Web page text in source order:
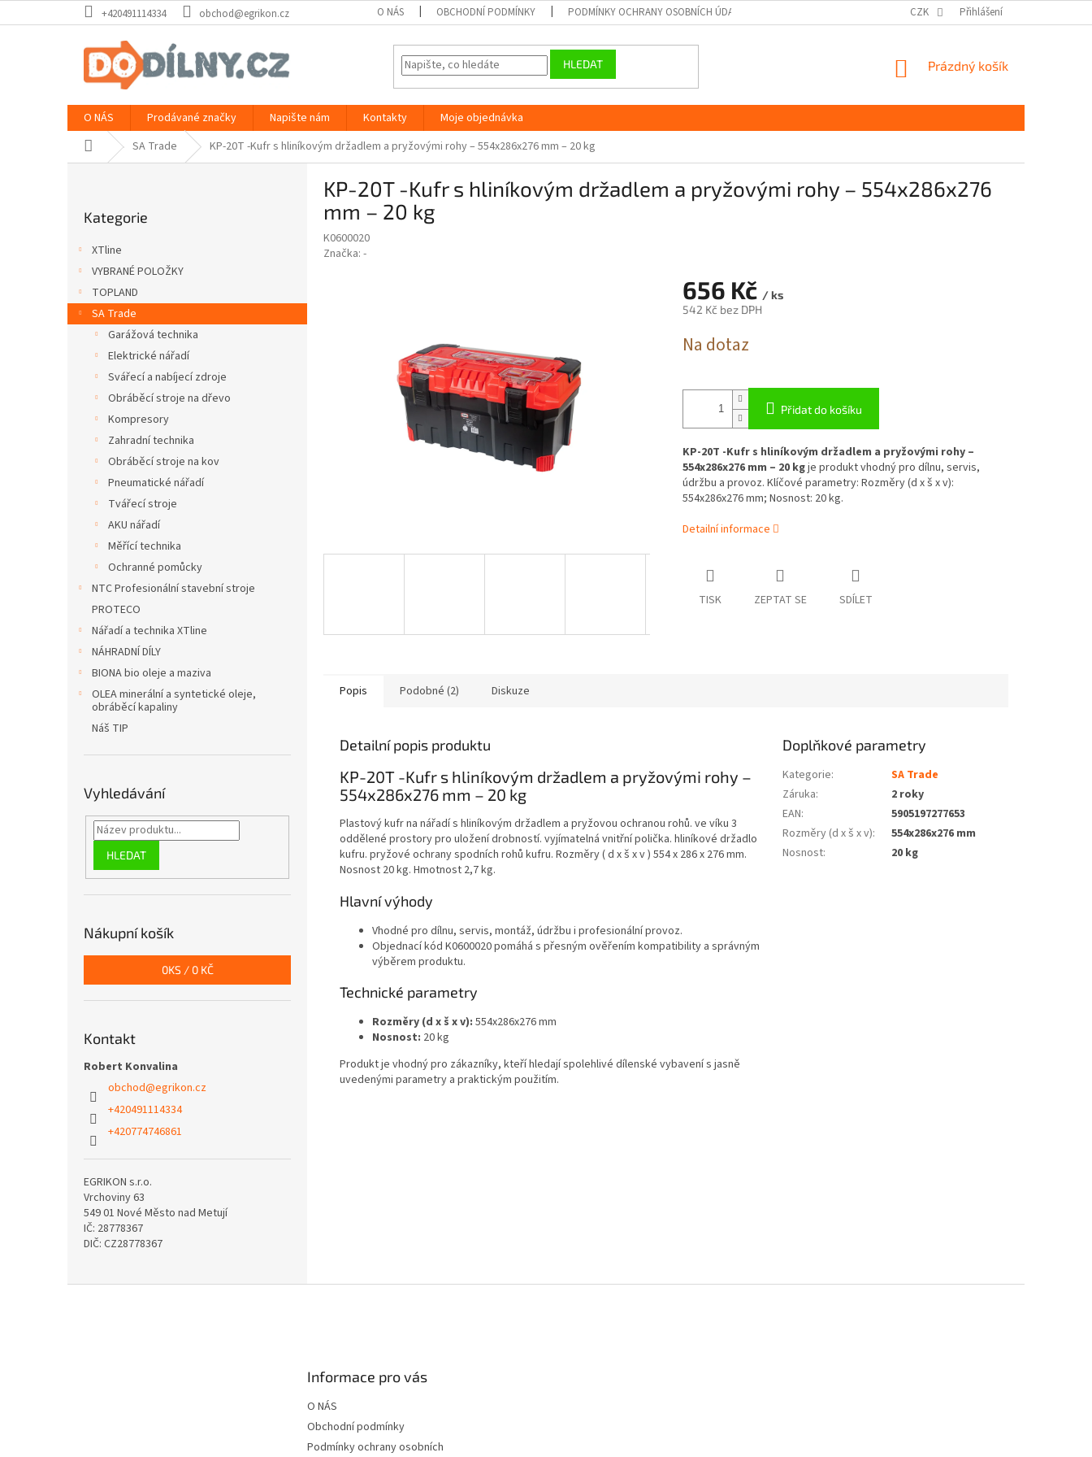
na
+420491114334 obchod@egrikon.cz O NÁS OBCHODNÍ PODMÍNKY PODMÍNKY OCHRANY OSOBNÍCH ÚDAJŮ GDPR CZK Přihlášení
HLEDAT
NÁKUPNÍ
Prázdný košík
O NÁS Prodávané značky Napište nám Kontakty
Moje objednávka
Domů SA Trade KP-20T -Kufr s hliníkovým držadlem a pryžovými rohy – 554x286x276 mm – 20 kg
kategorie
Kategorie
XTline
VYBRANÉ POLOŽKY
TOPLAND
SA Trade
Garážová technika
Elektrické nářadí
Svářecí a nabíjecí zdroje
Obráběcí stroje na dřevo
Kompresory
Zahradní technika
Obráběcí stroje na kov
Pneumatické nářadí
Tvářecí stroje
AKU nářadí
Měřící technika
Ochranné pomůcky
NTC Profesionální stavební stroje
PROTECO
Nářadí a technika XTline
NÁHRADNÍ DÍLY
BIONA bio oleje a maziva
OLEA minerální a syntetické oleje,
obráběcí kapaliny
Náš TIP
Vyhledávání
HLEDAT
Nákupní košík
0KS / 0 KČ
Kontakt
Robert Konvalina
obchod@egrikon.cz
+420491114334
+420774746861
EGRIKON s.r.o.
Vrchoviny 63
549 01 Nové Město nad Metují
IČ: 28778367
DIČ: CZ28778367
KP-20T -Kufr s hliníkovým držadlem a pryžovými rohy – 554x286x276
mm – 20 kg
K0600020
Značka: -
656 Kč / ks
542 Kč bez DPH
cena:
Na dotaz
Přidat do košíku
KP-20T -Kufr s hliníkovým držadlem a pryžovými rohy –
554x286x276 mm – 20 kgje produkt vhodný pro dílnu, servis,
údržbu a provoz. Klíčové parametry: Rozměry (d x š x v):
554x286x276 mm; Nosnost: 20 kg.
Detailní informace
TISK ZEPTAT SE SDÍLET
Popis Podobné (2) Diskuze
Detailní popis produktu
KP-20T -Kufr s hliníkovým držadlem a pryžovými rohy –
554x286x276 mm – 20 kg
Plastový kufr na nářadí s hliníkovým držadlem a pryžovou ochranou rohů. ve víku 3
oddělené prostory pro uložení drobností. vyjímatelná vnitřní polička. hliníkové držadlo
kufru. pryžové ochrany spodních rohů kufru. Rozměry ( d x š x v ) 554 x 286 x 276 mm.
Nosnost 20 kg. Hmotnost 2,7 kg.
Hlavní výhody
Vhodné pro dílnu, servis, montáž, údržbu i profesionální provoz.
Objednací kód K0600020 pomáhá s přesným ověřením kompatibility a správným
výběrem produktu.
Technické parametry
Rozměry (d x š x v): 554x286x276 mm
Nosnost: 20 kg
Produkt je vhodný pro zákazníky, kteří hledají spolehlivé dílenské vybavení s jasně
uvedenými parametry a praktickým použitím.
Doplňkové parametry
Kategorie:
SA Trade
Záruka:
2 roky
EAN:
5905197277653
Rozměry (d x š x v):
554x286x276 mm
Nosnost: 20 kg
Informace pro vás
O NÁS
Obchodní podmínky
Podmínky ochrany osobních